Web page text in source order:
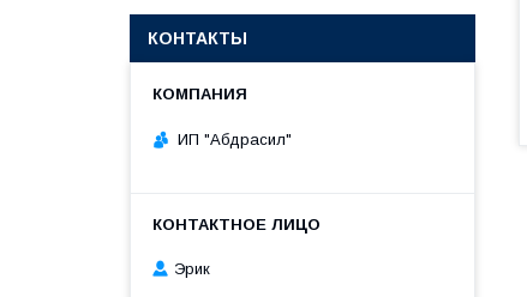
КОНТАКТЫ
ИП "Абдрасил"
Эрик